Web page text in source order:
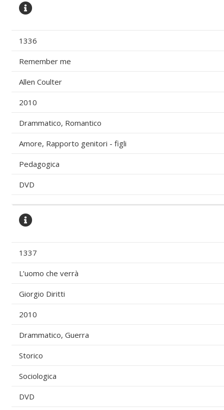
1336
Remember me
Allen Coulter
2010
Drammatico, Romantico
Amore, Rapporto genitori - figli
Pedagogica
DVD
1337
L’uomo che verrà
Giorgio Diritti
2010
Drammatico, Guerra
Storico
Sociologica
DVD